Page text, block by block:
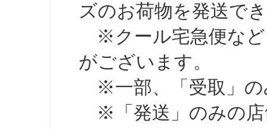
ズのお荷物を発送で
※クール宅急便など
がございます。
※一部、「受取」の
※「発送」のみの店